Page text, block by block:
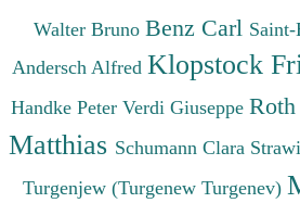
Walter Bruno Benz Carl
Andersch Alfred Klopstock
Handke Peter Verdi Giuseppe Roth
Matthias Schumann Clara
Turgenjew (Turgenew Turgenev)